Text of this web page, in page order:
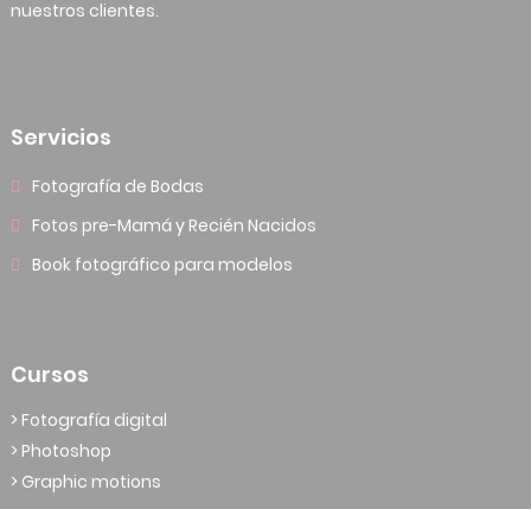
nuestros clientes.
Servicios
Fotografía de Bodas
Fotos pre-Mamá y Recién Nacidos
Book fotográfico para modelos
Cursos
> Fotografía digital
> Photoshop
> Graphic motions